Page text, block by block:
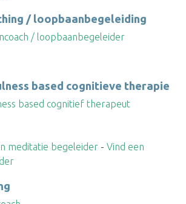
/ loopbaanbegeleiding
/ loopbaanbegeleider
based cognitieve therapie
based cognitief therapeut
meditatie begeleider - Vind een